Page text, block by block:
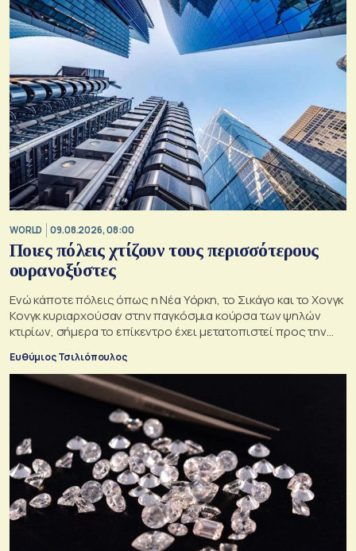
WORLD 09.08.2026, 08:00
Ποιες πόλεις χτίζουν τους περισσότερους
ουρανοξύστες
Ενώ κάποτε πόλεις όπως η Νέα Υόρκη, το Σικάγο και το Χονγκ
Κονγκ κυριαρχούσαν στην παγκόσμια κούρσα των ψηλών
κτιρίων, σήμερα το επίκεντρο έχει μετατοπιστεί προς την
Ευθύμιος Τσιλιόπουλος